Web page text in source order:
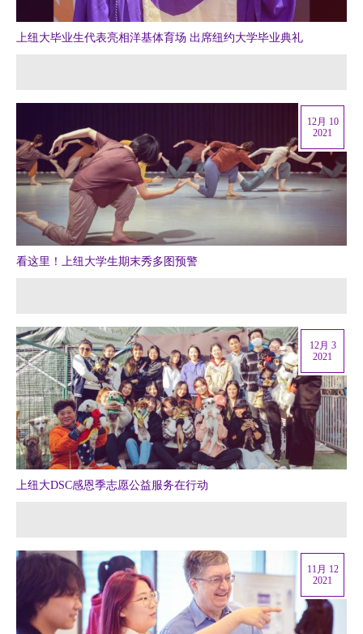
上纽大毕业生代表亮相洋基体育场 出席纽约大学毕业典礼
看这里！上纽大学生期末秀多图预警
12月 10
2021
上纽大DSC感恩季志愿公益服务在行动
12月 3
2021
11月 12
2021